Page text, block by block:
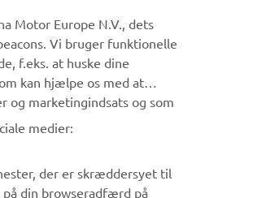
Vær den første til at få besked om de
arrangementer, nye udgivelser og
Motor Europe N.V., dets
Vi bruger funktionelle
f.eks. at huske dine
kan hjælpe os med at
og marketingindsats og som
medier:
der er skræddersyet til
på din browseradfærd på